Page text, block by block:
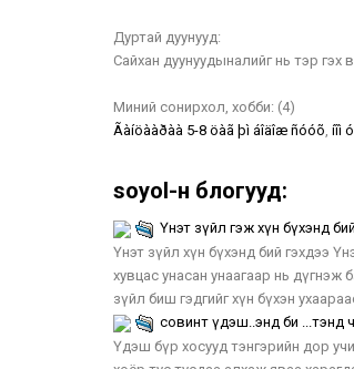
Дуртай дуунууд:
Сайхан дуунуудыналийг нь тэр гэх
Миний сонирхол, хобби: (4)
Ãàíöààðàà 5-8 öàã þì áîäîæ ñóóõ, íîì
soyol-н блогууд:
Үнэт зүйл гэж хүн бүхэнд
Үнэт зүйл хүн бүхэнд бий гэхдээ
хувцас унасан унаагаар нь дүгнэж
зүйл биш гэдгийг хүн бүхэн
совинт үдэш..энд би ...тэнд
Үдэш бүр хосууд тэнгэрийн дор